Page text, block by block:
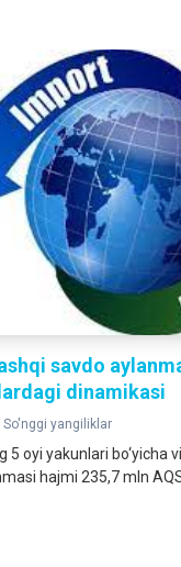
savdo
dinamikasi
So'nggi yangiliklar
5 oyi yakunlari bo‘yicha
hajmi 235,7 mln